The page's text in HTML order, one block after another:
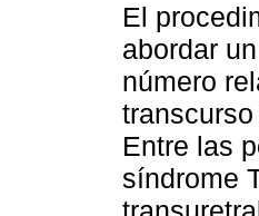
El
abordar
número
Entre las
síndrome